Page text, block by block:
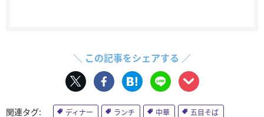
＼ この記事をシェアする ／
ディナー ランチ 中華
五目そば